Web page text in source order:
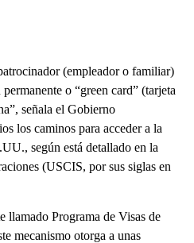
(empleador o familiar)
o “green card” (tarjeta
señala el Gobierno
los caminos para acceder a la
según está detallado en la
(USCIS, por sus siglas en
llamado Programa de Visas de
mecanismo otorga a unas